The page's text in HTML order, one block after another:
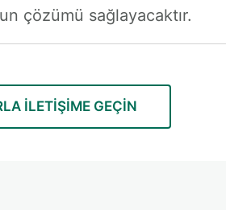
çözümü sağlayacaktır.
ILETIŞIME GEÇIN